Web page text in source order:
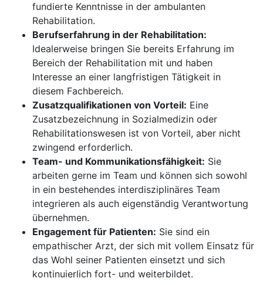
fundierte Kenntnisse in der ambulanten
Rehabilitation.
Berufserfahrung in der Rehabilitation:
Idealerweise bringen Sie bereits Erfahrung im
Bereich der Rehabilitation mit und haben
Interesse an einer langfristigen Tätigkeit in
diesem Fachbereich.
Zusatzqualifikationen von Vorteil: Eine
Zusatzbezeichnung in Sozialmedizin oder
Rehabilitationswesen ist von Vorteil, aber nicht
zwingend erforderlich.
Team- und Kommunikationsfähigkeit: Sie
arbeiten gerne im Team und können sich sowohl
in ein bestehendes interdisziplinäres Team
integrieren als auch eigenständig Verantwortung
übernehmen.
Engagement für Patienten: Sie sind ein
empathischer Arzt, der sich mit vollem Einsatz für
das Wohl seiner Patienten einsetzt und sich
kontinuierlich fort- und weiterbildet.